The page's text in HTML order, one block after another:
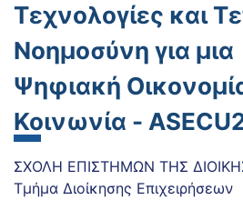
Τεχνολογίες και
Νοημοσύνη για μια
Ψηφιακή
Κοινωνία -
ΣΧΟΛΗ ΕΠΙΣΤΗΜΩΝ ΤΗΣ
Τμήμα Διοίκησης Επιχειρήσεων